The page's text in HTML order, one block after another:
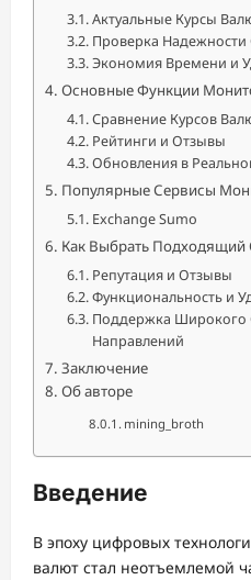
Актуальные Курсы
Проверка
Экономия Времени и
Основные Функции
Сравнение Курсов
Рейтинги и Отзывы
Обновления в
Популярные Сервисы
Exchange Sumo
Как Выбрать Подходящий
Репутация и Отзывы
Функциональность и
Поддержка Широкого
Направлений
Заключение
Об авторе
mining_broth
Введение
В эпоху цифровых
валют стал неотъемлемой